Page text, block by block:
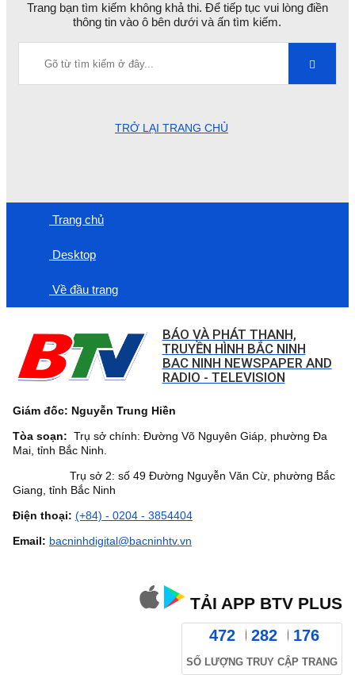
Trang bạn tìm kiếm không khả thi. Để tiếp tục vui lòng điền
thông tin vào ô bên dưới và ấn tìm kiếm.
TRỞ LẠI TRANG CHỦ
Trang chủ
Desktop
Về đầu trang
BÁO VÀ PHÁT THANH,
TRUYỀN HÌNH BẮC NINH
BAC NINH NEWSPAPER AND
RADIO - TELEVISION
Giám đốc: Nguyễn Trung Hiền
Tòa soạn: Trụ sở chính: Đường Võ Nguyên Giáp, phường Đa
Mai, tỉnh Bắc Ninh.
Trụ sở 2: số 49 Đường Nguyễn Văn Cừ, phường Bắc
Giang, tỉnh Bắc Ninh
Điện thoại: (+84) - 0204 - 3854404
Email: bacninhdigital@bacninhtv.vn
TẢI APP BTV PLUS
472 282 176
SỐ LƯỢNG TRUY CẬP TRANG